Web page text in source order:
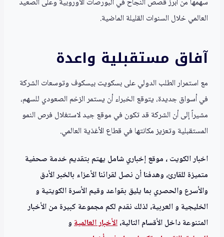
العالمي خلال السنوات القليلة الماضية.
آفاق مستقبلية واعدة
مع استمرار الطلب الدولي على بسكويت بيسكوف وتوسعات الشركة
في أسواق جديدة، يتوقع الخبراء أن يستمر الزخم الصعودي للسهم،
مشيراً إلى أن الشركة قد تكون في موقع جيد لاستغلال فرص النمو
المستقبلية وتعزيز مكانتها في قطاع الأغذية العالمي.
اخبار الكويت ، موقع إخباري شامل يهتم بتقديم خدمة صحفية
متميزة للقارئ، وهدفنا أن نصل لقرائنا الأعزاء بالخبر الأدق
والأسرع والحصري بما يليق بقواعد وقيم الأسرة الكويتية و
الخليجية و العربية، لذلك نقدم لكم مجموعة كبيرة من الأخبار
المتنوعة داخل الأقسام التالية،الأخبار العالميةو